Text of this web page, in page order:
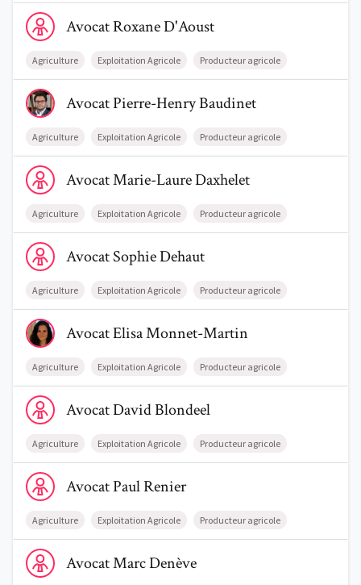
Voir le profil de AvocatRoxane D'Aoust
AvocatRoxaneD'Aoust
Agriculture Exploitation Agricole Producteur agricole
Voir le profil de AvocatPierre-Henry Baudinet
AvocatPierre-HenryBaudinet
Agriculture Exploitation Agricole Producteur agricole
Voir le profil de AvocatMarie-Laure Daxhelet
AvocatMarie-LaureDaxhelet
Agriculture Exploitation Agricole Producteur agricole
Voir le profil de AvocatSophie Dehaut
AvocatSophieDehaut
Agriculture Exploitation Agricole Producteur agricole
Voir le profil de AvocatElisa Monnet-Martin
AvocatElisaMonnet-Martin
Agriculture Exploitation Agricole Producteur agricole
Voir le profil de AvocatDavid Blondeel
AvocatDavidBlondeel
Agriculture Exploitation Agricole Producteur agricole
Voir le profil de AvocatPaul Renier
AvocatPaulRenier
Agriculture Exploitation Agricole Producteur agricole
Voir le profil de AvocatMarc Denève
AvocatMarcDenève